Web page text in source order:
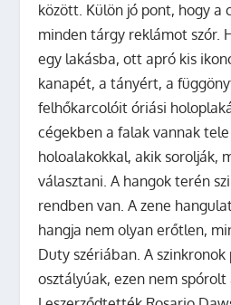
között. Külön jó pont, hogy a
minden tárgy reklámot szór.
egy lakásba, ott apró kis
kanapét, a tányért, a
felhőkarcolóit óriási
cégekben a falak vannak
holoalakokkal, akik sorolják,
választani. A hangok terén
rendben van. A zene
hangja nem olyan erőtlen,
Duty szériában. A szinkronok
osztályúak, ezen nem